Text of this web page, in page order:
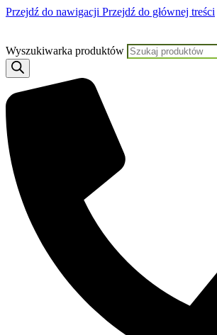
Przejdź do nawigacji Przejdź do głównej treści
Wyszukiwarka produktów